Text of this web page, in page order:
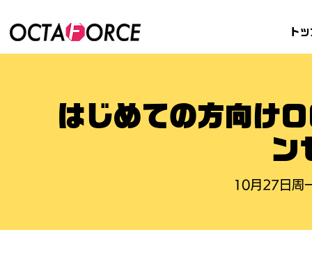
ト
はじめての方向
ン
10月27日周